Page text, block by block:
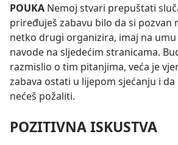
POUKA Nemoj stvari prepuštati
priređuješ zabavu bilo da si pozvan
netko drugi organizira, imaj na
navode na sljedećim stranicama.
razmislio o tim pitanjima, veća je
zabava ostati u lijepom sjećanju i da
nećeš požaliti.
POZITIVNA ISKUSTVA